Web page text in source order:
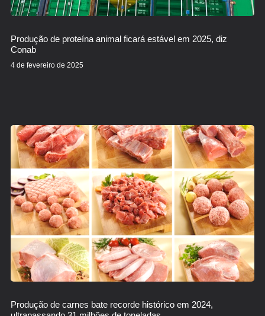
Produção de proteína animal ficará estável em 2025, diz
Conab
4 de fevereiro de 2025
Produção de carnes bate recorde histórico em 2024,